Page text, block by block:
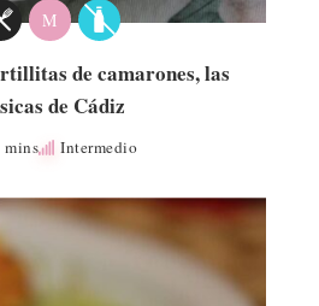
M
de camarones, las
de Cádiz
mins Intermedio